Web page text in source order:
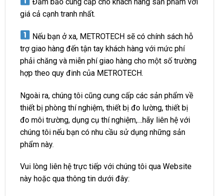
giá cả cạnh tranh nhất.
Nếu bạn ở xa, METROTECH sẽ có chính sách hỗ
trợ giao hàng đến tận tay khách hàng với mức phí
phải chăng và miễn phí giao hàng cho một số trường
hợp theo quy đinh của METROTECH.
Ngoài ra, chúng tôi cũng cung cấp các sản phẩm về
thiết bị phòng thí nghiệm, thiết bị đo lường, thiết bị
đo môi trường, dụng cụ thí nghiệm,…hãy liên hệ với
chúng tôi nếu bạn có nhu cầu sử dụng những sản
phẩm này.
Vui lòng liên hệ trực tiếp với chúng tôi qua Website
này hoặc qua thông tin dưới đây: